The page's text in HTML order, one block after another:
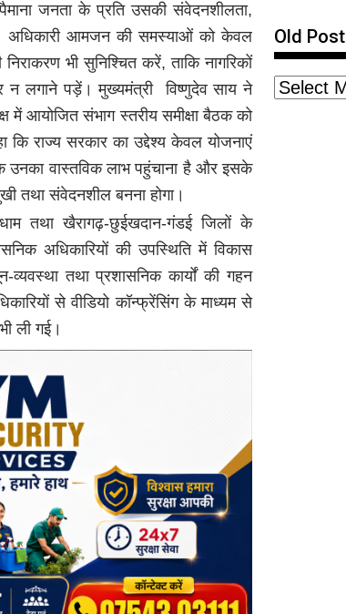
जनता के प्रति उसकी संवेदनशीलता,
अधिकारी आमजन की समस्याओं को केवल
भी सुनिश्चित करें, ताकि नागरिकों
न लगाने पड़ें। मुख्यमंत्री विष्णुदेव साय ने
में आयोजित संभाग स्तरीय समीक्षा बैठक को
राज्य सरकार का उद्देश्य केवल योजनाएं
उनका वास्तविक लाभ पहुंचाना है और इसके
तथा संवेदनशील बनना होगा।
तथा खैरागढ़-छुईखदान-गंडई जिलों के
अधिकारियों की उपस्थिति में विकास
व्यवस्था तथा प्रशासनिक कार्यों की गहन
से वीडियो कॉन्फ्रेंसिंग के माध्यम से
ली गई।
Old Post